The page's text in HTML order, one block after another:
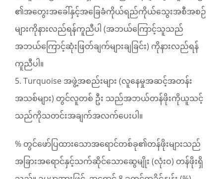
၏အတွေးအခေါ်နှင့်အခြေခံကိုယ်ရည်ကိုယ်သွေးအစီအစဉ်
များကိုနားလည်ရန်ကူညီပါ (အဘယ်ကြောင့်သူသည်
အဘယ်ကြောင့်ဆုံးဖြတ်ချက်များချခြင်း) ကိုနားလည်ရန်
ကူညီပါ။
5. Turquoise အဖွဲ့အစည်းများ (လူနေမှုအဆင့်အတန်း
အသစ်များ) တွင်လူတစ် ဦး သည်အဘယ်တန်ဖိုးကိုယူသင့်
သည်ကိုသတင်းအချက်အလက်ပေးပါ။
% တွင်ဖော်ပြထားသောအရောင်တစ်ခု၏တန်ဖိုးများသည်
အခြားအရောင်နှင့်သက်ဆိုင်သောဆွေမျိုး (လုံးဝ) တန်ဖိုးရှိ